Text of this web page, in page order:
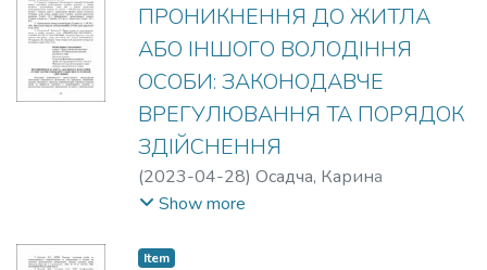
ПРОНИКНЕННЯ ДО ЖИТЛА
АБО ІНШОГО ВОЛОДІННЯ
ОСОБИ: ЗАКОНОДАВЧЕ
ВРЕГУЛЮВАННЯ ТА ПОРЯДОК
ЗДІЙСНЕННЯ
(2023-04-28) Осадча, Карина
Олександрівна
Show more
Item